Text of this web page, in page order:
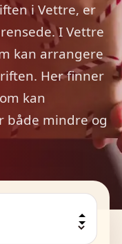
i Vettre, er
I Vettre
kan arrangere
Her finner
kan
både mindre og